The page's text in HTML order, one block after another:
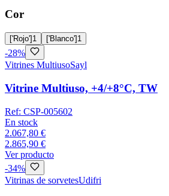
Cor
['Rojo'] 1 ['Blanco'] 1
-28%
Vitrines MultiusoSayl
Vitrine Multiuso, +4/+8°C, TW
Ref: CSP-005602
En stock
2.067,80 €
2.865,90 €
Ver producto
-34%
Vitrinas de sorvetesUdifri